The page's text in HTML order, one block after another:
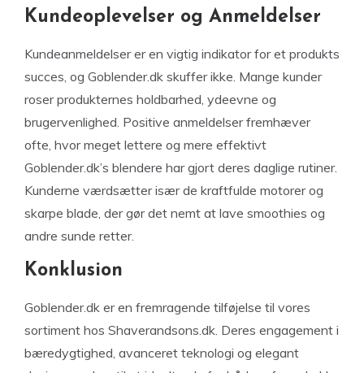
Kundeoplevelser og Anmeldelser
Kundeanmeldelser er en vigtig indikator for et produkts
succes, og Goblender.dk skuffer ikke. Mange kunder
roser produkternes holdbarhed, ydeevne og
brugervenlighed. Positive anmeldelser fremhæver
ofte, hvor meget lettere og mere effektivt
Goblender.dk’s blendere har gjort deres daglige rutiner.
Kunderne værdsætter især de kraftfulde motorer og
skarpe blade, der gør det nemt at lave smoothies og
andre sunde retter.
Konklusion
Goblender.dk er en fremragende tilføjelse til vores
sortiment hos Shaverandsons.dk. Deres engagement i
bæredygtighed, avanceret teknologi og elegant